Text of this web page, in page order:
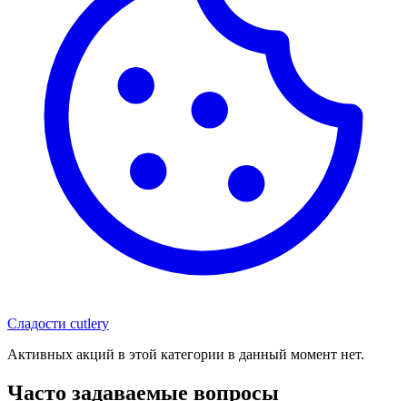
Сладости cutlery
Активных акций в этой категории в данный момент нет.
Часто задаваемые вопросы